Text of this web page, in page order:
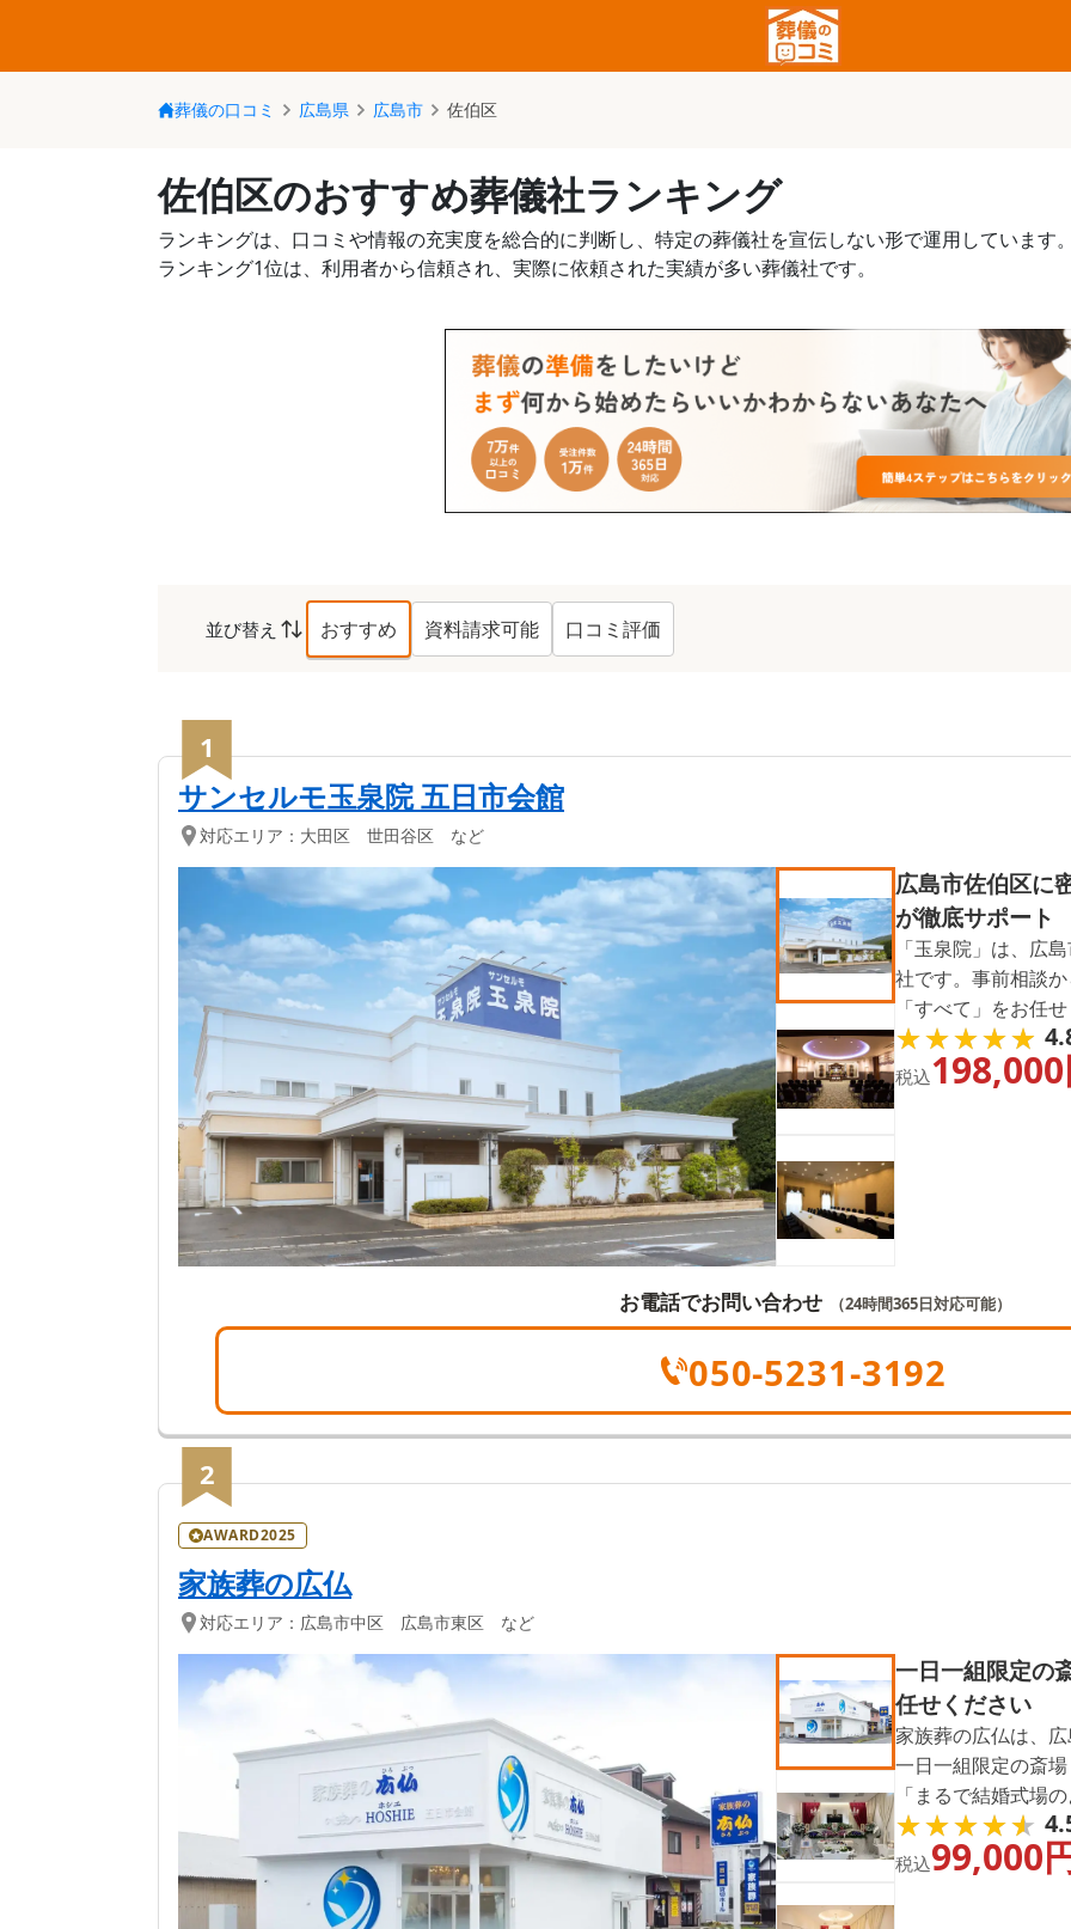
葬儀の口コミ 広島県 広島市 佐伯区
佐伯区のおすすめ葬儀社ランキング
ランキングは、口コミや情報の充実度を総合的に判断し、特定の葬儀社を宣伝しない形で運用しています
ランキング1位は、利用者から信頼され、実際に依頼された実績が多い葬儀社です。
並び替え おすすめ 資料請求可能 口コミ評価
佐伯区
1
サンセルモ玉泉院 五日市会館
対応エリア： 大田区 世田谷区 など
広島市佐伯区に
が徹底サポート
「玉泉院」は、広
社です。事前相談
「すべて」をお任
「玉泉院」にお任
ます。
★★★★★
★★★★★
税込198,000
お電話でお問い合わせ （24時間365日対応可能）
050-5231-3192
2
AWARD2025
家族葬の広仏
対応エリア： 広島市中区 広島市東区 など
一日一組限定の
任せください
家族葬の広仏は、
一日一組限定の斎
「まるで結婚式場
フターフォローま
利用いただけます。
★★★★★
★★★★★
税込99,000